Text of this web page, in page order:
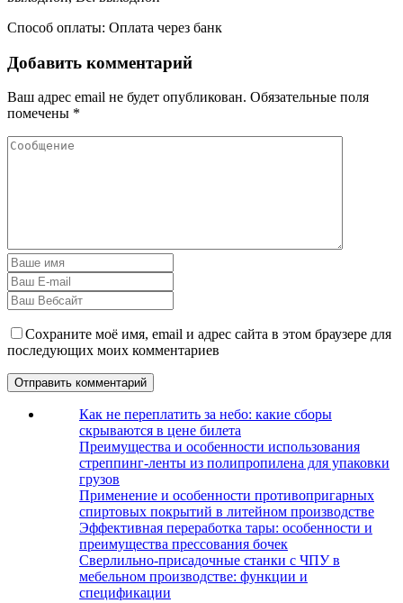
Способ оплаты: Оплата через банк
Добавить комментарий
Ваш адрес email не будет опубликован. Обязательные поля
помечены *
Сохраните моё имя, email и адрес сайта в этом браузере для
последующих моих комментариев
Как не переплатить за небо: какие сборы
скрываются в цене билета
Преимущества и особенности использования
стреппинг-ленты из полипропилена для упаковки
грузов
Применение и особенности противопригарных
спиртовых покрытий в литейном производстве
Эффективная переработка тары: особенности и
преимущества прессования бочек
Сверлильно-присадочные станки с ЧПУ в
мебельном производстве: функции и
спецификации